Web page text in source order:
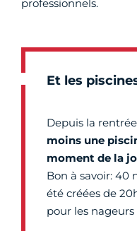
professionnels.
Et les
Depuis la
moins une
moment de la
Bon à savoir: 40
été créées de
pour les